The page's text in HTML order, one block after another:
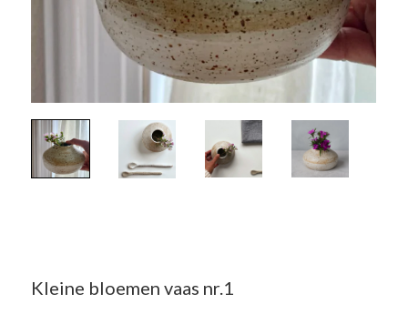
Kleine bloemen vaas nr.1